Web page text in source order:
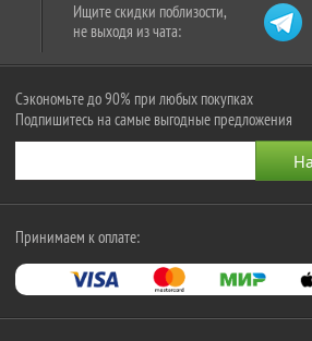
Ищите скидки поблизости,
не выходя из чата:
Сэкономьте до 90% при любых покупках
Подпишитесь на самые выгодные предложения
Принимаем к оплате: